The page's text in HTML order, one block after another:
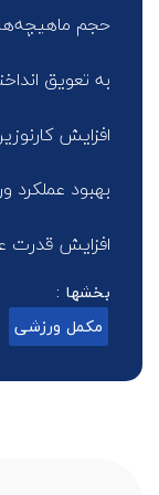
حجم
به تعویق
افزایش
بهبود عملکرد
افزایش قدرت
بخشها :
مکمل ورزشی